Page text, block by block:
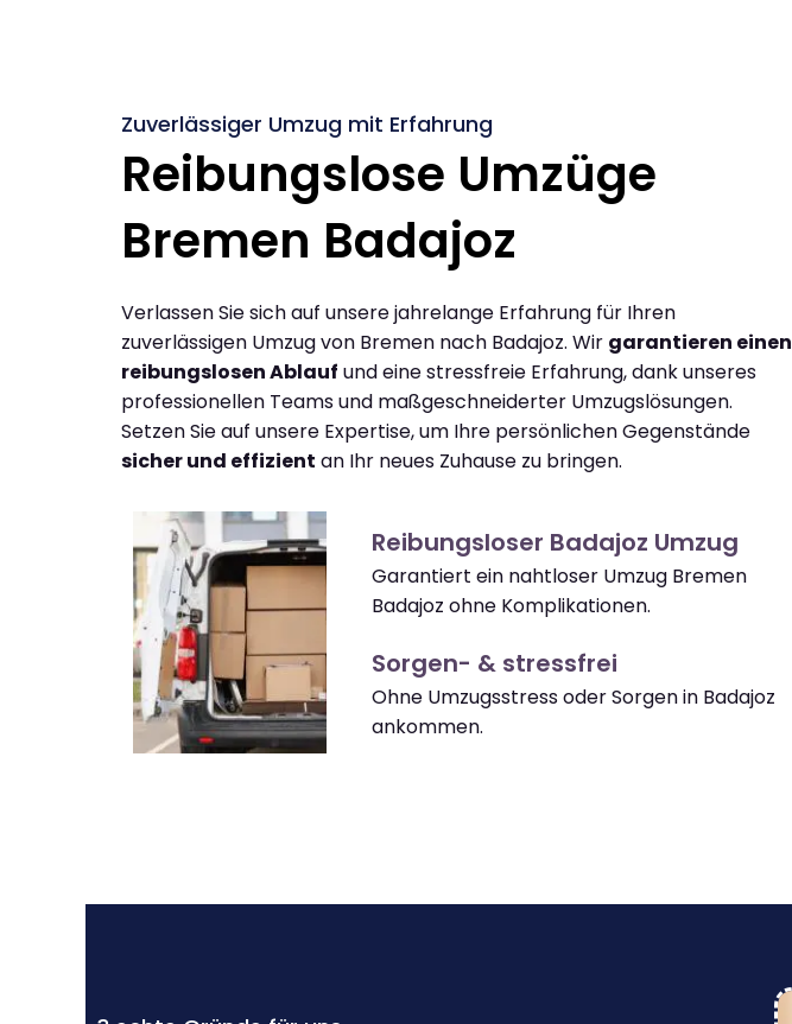
Zuverlässiger Umzug mit Erfahrung
Reibungslose Umzüge
Bremen Badajoz
Verlassen Sie sich auf unsere jahrelange Erfahrung für Ihren
zuverlässigen Umzug von Bremen nach Badajoz. Wir garantieren einen
reibungslosen Ablauf und eine stressfreie Erfahrung, dank unseres
professionellen Teams und maßgeschneiderter Umzugslösungen.
Setzen Sie auf unsere Expertise, um Ihre persönlichen Gegenstände
sicher und effizient an Ihr neues Zuhause zu bringen.
Reibungsloser Badajoz Umzug
Garantiert ein nahtloser Umzug Bremen
Badajoz ohne Komplikationen.
Sorgen- & stressfrei
Ohne Umzugsstress oder Sorgen in Badajoz
ankommen.